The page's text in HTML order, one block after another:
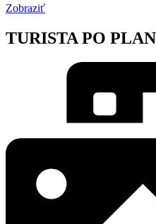
Zobraziť
TURISTA PO